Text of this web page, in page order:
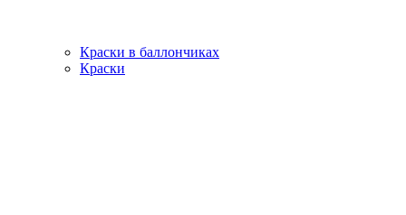
Краски в баллончиках
Краски